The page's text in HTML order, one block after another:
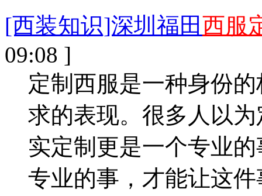
[西装知识]深圳福田 西服
09:08 ]
定制西服是一种身份
求的表现。很多人以
实定制更是一个专业
专业的事，才能让这